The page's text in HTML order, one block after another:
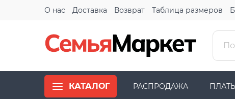
О нас Доставка Возврат Таблица размеров
КАТАЛОГ РАСПРОДАЖА